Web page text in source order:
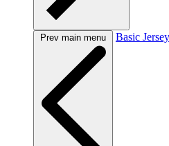
Prev main menu Basic